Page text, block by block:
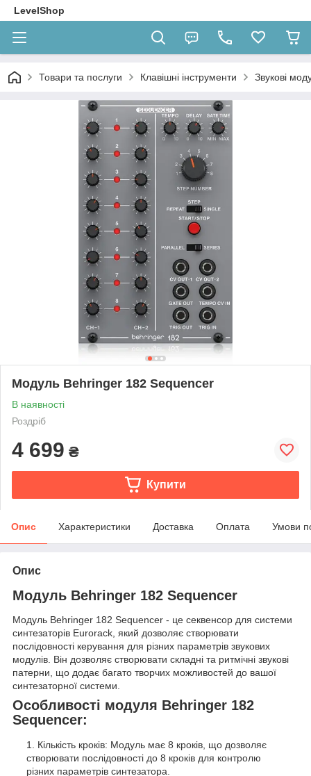
LevelShop
Товари та послуги Клавішні інструменти Звукові
Модуль Behringer 182 Sequencer
В наявності
Роздріб
4 699 ₴
Купити
Опис Характеристики Доставка Оплата Умови
Опис
Модуль Behringer 182 Sequencer
Модуль Behringer 182 Sequencer - це секвенсор для системи
синтезаторів Eurorack, який дозволяє створювати
послідовності керування для різних параметрів звукових
модулів. Він дозволяє створювати складні та ритмічні звукові
патерни, що додає багато творчих можливостей до вашої
синтезаторної системи.
Особливості модуля Behringer 182
Sequencer:
Кількість кроків: Модуль має 8 кроків, що дозволяє
створювати послідовності до 8 кроків для контролю
різних параметрів синтезатора.